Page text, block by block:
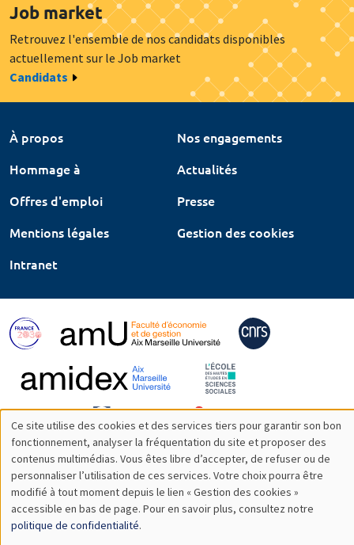
Job market
Retrouvez l'ensemble de nos candidats disponibles
actuellement sur le Job market
Candidats
À propos
Nos engagements
Hommage à
Actualités
Offres d'emploi
Presse
Mentions légales
Gestion des cookies
Intranet
Utilisation
des
données
personnelles
Ce site utilise des cookies et des services tiers pour garantir son bon
fonctionnement, analyser la fréquentation du site et proposer des
contenus multimédias. Vous êtes libre d’accepter, de refuser ou de
personnaliser l’utilisation de ces services. Votre choix pourra être
modifié à tout moment depuis le lien « Gestion des cookies »
accessible en bas de page. Pour en savoir plus, consultez notre
politique de confidentialité.